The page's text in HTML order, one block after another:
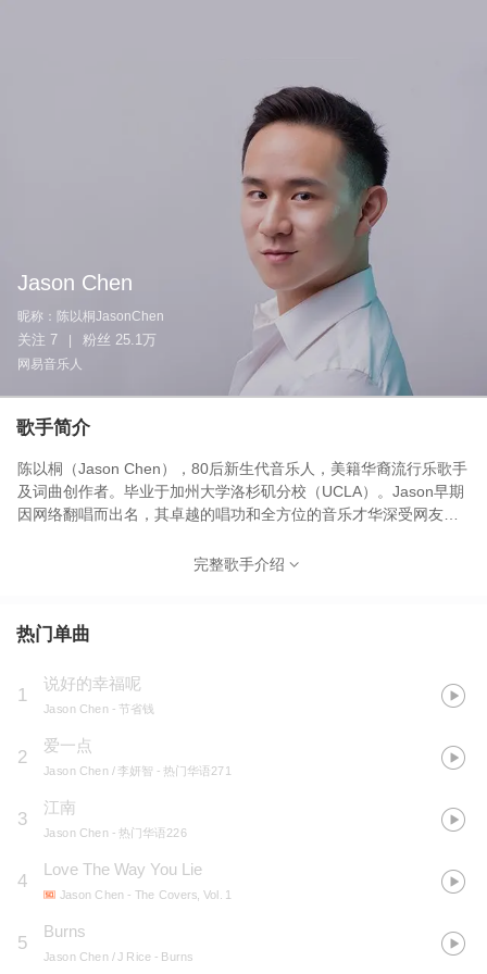
Jason Chen
昵称： 陈以桐JasonChen
关注 7 粉丝 25.1万
网易音乐人
歌手简介
陈以桐（Jason Chen），80后新生代音乐人，美籍华裔流行乐歌手
及词曲创作者。毕业于加州大学洛杉矶分校（UCLA）。Jason早期
因网络翻唱而出名，其卓越的唱功和全方位的音乐才华深受网友喜
《Gravity》，现已在美国发行5张个人专辑，其成名单曲《Best
亿。
完整歌手介绍
热门单曲
1
说好的幸福呢
Jason Chen - 节省钱
2
爱一点
Jason Chen / 李妍智 - 热门华语271
3
江南
Jason Chen - 热门华语226
4
Love The Way You Lie
Jason Chen - The Covers, Vol. 1
5
Burns
Jason Chen / J Rice - Burns